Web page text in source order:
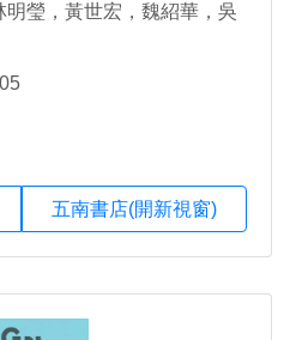
瑩，黃世宏，魏紹華，吳
昌昱，許如君，黃莉欣，
恩，侯秉賦，黃冬青，沈
泓如，沈振峯
五南書店(開新視窗)